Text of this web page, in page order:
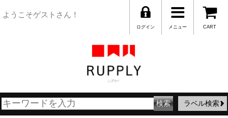
ようこそゲストさん！
CART
メニュー
ログイン
ラベル検索